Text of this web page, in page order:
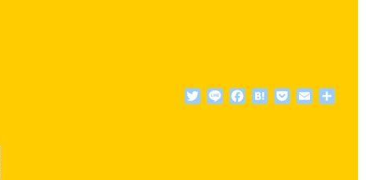
TwitterLine Facebook
HatenaPocketEmail